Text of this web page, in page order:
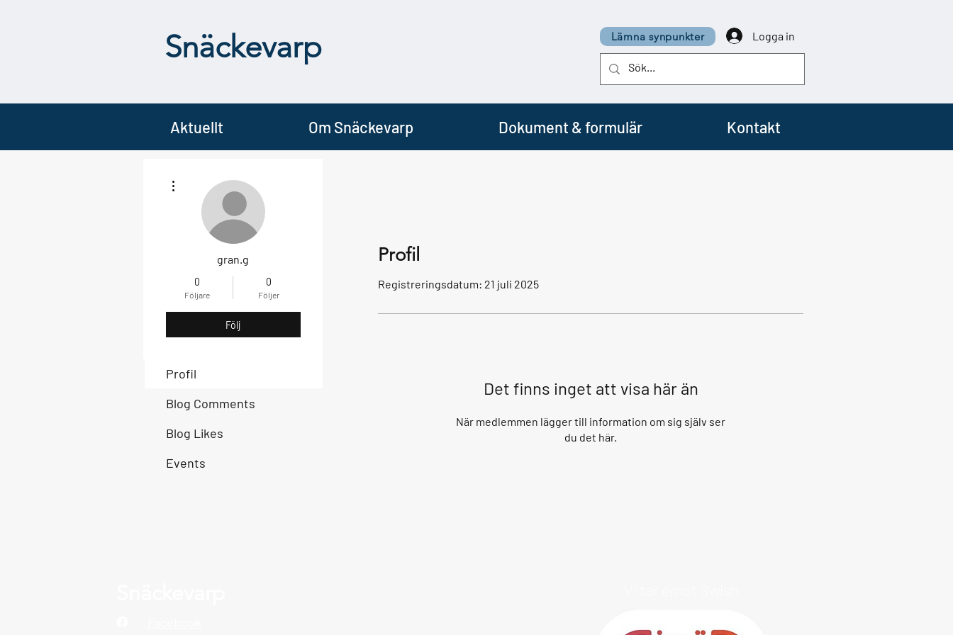
Snäckevarp Logga in
Lämna synpunkter
Aktuellt Om Snäckevarp Dokument & formulär Kontakt
Profil
Registreringsdatum: 21 juli 2025
Det finns inget att visa här än
När medlemmen lägger till information om sig själv ser
du det här.
gran.g
0
Följare
0
Följer
Följ
Profil
Blog Comments
Blog Likes
Events